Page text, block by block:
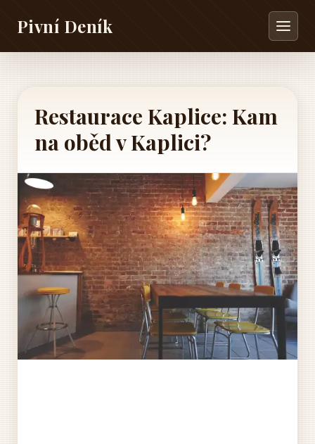
Pivní Deník
Restaurace Kaplice: Kam
na oběd v Kaplici?